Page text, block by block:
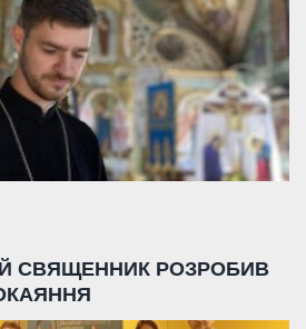
СВЯЩЕННИК РОЗРОБИВ